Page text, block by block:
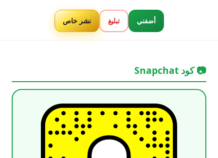
أضفني تبليغ نشر خاص
📷 كود Snapchat